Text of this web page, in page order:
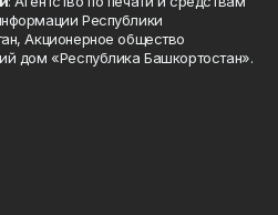
Республики
Акционерное общество
дом «Республика Башкортостан».